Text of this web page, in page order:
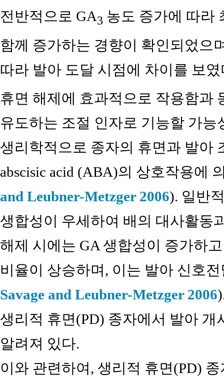
전반적으로 GA3 농도 증가에 따라
함께 증가하는 경향이 확인되었으
따라 발아 도달 시점에 차이를 보
휴면 해제에 효과적으로 작용함과
유도하는 조절 인자로 기능할 가능
생리학적으로 종자의 휴면과 발아
abscisic acid (ABA)의 상호작용에
and Leubner-Metzger 2006). 일반
생합성이 우세하여 배의 대사활동
해제 시에는 GA 생합성이 증가하
비율이 상승하며, 이는 발아 신호
Savage and Leubner-Metzger 2006
생리적 휴면(PD) 종자에서 발아
알려져 있다.
이와 관련하여, 생리적 휴면(PD)